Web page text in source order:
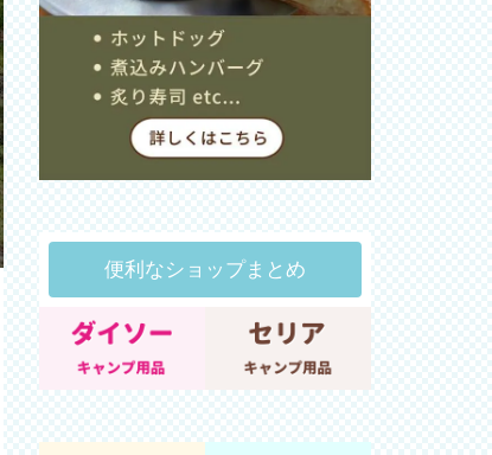
便利なショップまとめ